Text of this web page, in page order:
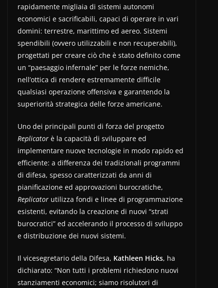
rapidamente migliaia di sistemi autonomi
economici e sacrificabili, capaci di operare in vari
domini: terrestre, marittimo ed aereo. Sistemi
spendibili (ovvero utilizzabili e non recuperabili),
progettati per creare ciò che è stato definito come
un “paesaggio infernale” per le forze nemiche,
nell’ottica di rendere estremamente difficile
qualsiasi operazione offensiva e garantendo la
superiorità strategica delle forze americane.
Uno dei principali punti di forza del progetto
Replicator è la capacità di sviluppare ed
implementare nuove tecnologie in modo rapido ed
efficiente: a differenza dei tradizionali programmi
di difesa, spesso caratterizzati da anni di
pianificazione ed approvazioni burocratiche,
Replicator utilizza fondi e linee di programmazione
esistenti, evitando la creazione di nuovi “strati
burocratici” ed accelerando il processo di sviluppo
e distribuzione dei nuovi sistemi.
Il vicesegretario della Difesa, Kathleen Hicks, ha
dichiarato: “Non tutti i problemi richiedono nuovi
stanziamenti economici; siamo risolutori di